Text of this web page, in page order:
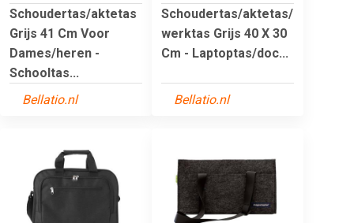
Schoudertas/aktetas
Grijs 41 Cm Voor
Dames/heren -
Schooltas...
Bellatio.nl
Schoudertas/aktetas/
werktas Grijs 40 X 30
Cm - Laptoptas/doc...
Bellatio.nl